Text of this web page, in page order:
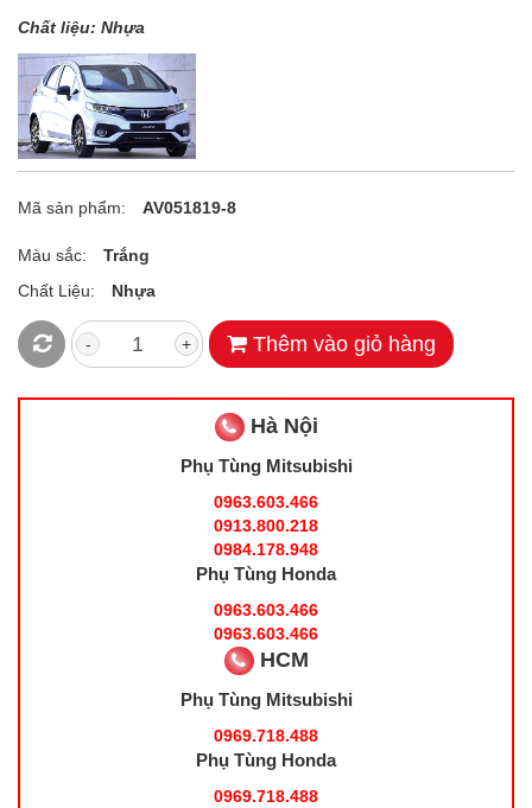
Chất liệu: Nhựa
Mã sản phẩm: AV051819-8
Màu sắc:
Trắng
Chất Liệu:
Nhựa
- + Thêm vào giỏ hàng
Hà Nội
Phụ Tùng Mitsubishi
0963.603.466
0913.800.218
0984.178.948
Phụ Tùng Honda
0963.603.466
0963.603.466
HCM
Phụ Tùng Mitsubishi
0969.718.488
Phụ Tùng Honda
0969.718.488